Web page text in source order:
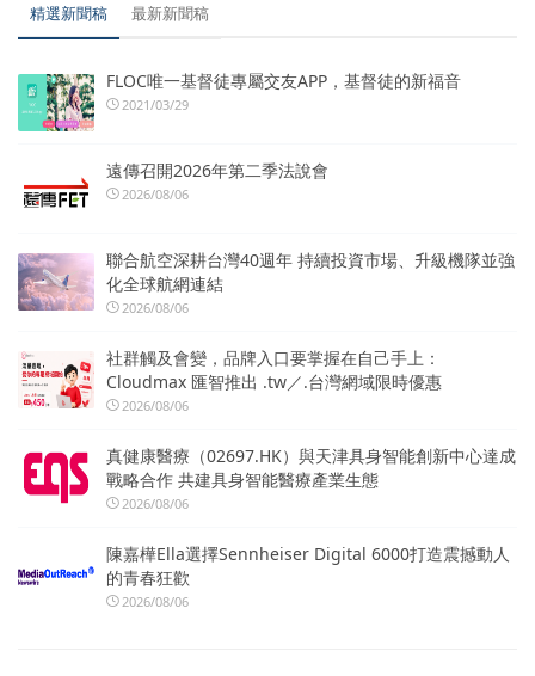
精選新聞稿 最新新聞稿
FLOC唯一基督徒專屬交友APP，基督徒的新福音
2021/03/29
遠傳召開2026年第二季法說會
2026/08/06
聯合航空深耕台灣40週年 持續投資市場、升級機隊並強
化全球航網連結
2026/08/06
社群觸及會變，品牌入口要掌握在自己手上：
Cloudmax 匯智推出 .tw／.台灣網域限時優惠
2026/08/06
真健康醫療（02697.HK）與天津具身智能創新中心達成
戰略合作 共建具身智能醫療產業生態
2026/08/06
陳嘉樺Ella選擇Sennheiser Digital 6000打造震撼動人
的青春狂歡
2026/08/06